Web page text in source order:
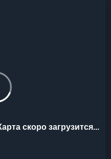
скоро загрузится...